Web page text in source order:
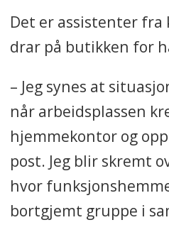
Det er assistenter fra
drar på butikken for
– Jeg synes at
når arbeidsplassen
hjemmekontor og
post. Jeg blir skremt
hvor
bortgjemt gruppe i